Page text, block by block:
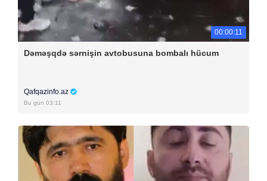
00:00:11
Dəməşqdə sərnişin avtobusuna bombalı hücum
Qafqazinfo.az
Bu gün 03:11